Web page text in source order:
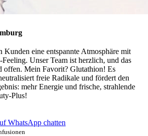
eine entspannte Atmosphäre mit
Feeling. Unser Team ist herzlich, und das
offen. Mein Favorit? Glutathion! Es
freie Radikale und fördert den
mehr Energie und frische, strahlende
Plus!
WhatsApp chatten